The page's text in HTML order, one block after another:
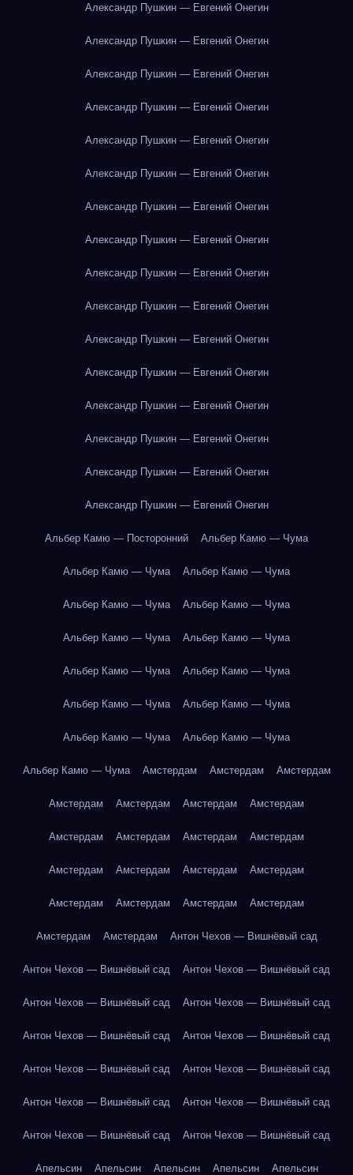
Александр Пушкин — Евгений Онегин
Александр Пушкин — Евгений Онегин
Александр Пушкин — Евгений Онегин
Александр Пушкин — Евгений Онегин
Александр Пушкин — Евгений Онегин
Александр Пушкин — Евгений Онегин
Александр Пушкин — Евгений Онегин
Александр Пушкин — Евгений Онегин
Александр Пушкин — Евгений Онегин
Александр Пушкин — Евгений Онегин
Александр Пушкин — Евгений Онегин
Александр Пушкин — Евгений Онегин
Александр Пушкин — Евгений Онегин
Александр Пушкин — Евгений Онегин
Александр Пушкин — Евгений Онегин
Александр Пушкин — Евгений Онегин
Альбер Камю — Посторонний Альбер Камю — Чума
Альбер Камю — Чума Альбер Камю — Чума
Альбер Камю — Чума Альбер Камю — Чума
Альбер Камю — Чума Альбер Камю — Чума
Альбер Камю — Чума Альбер Камю — Чума
Альбер Камю — Чума Альбер Камю — Чума
Альбер Камю — Чума Альбер Камю — Чума
Альбер Камю — Чума Амстердам Амстердам Амстердам
Амстердам Амстердам Амстердам Амстердам
Амстердам Амстердам Амстердам Амстердам
Амстердам Амстердам Амстердам Амстердам
Амстердам Амстердам Амстердам Амстердам
Амстердам Амстердам Антон Чехов — Вишнёвый сад
Антон Чехов — Вишнёвый сад Антон Чехов — Вишнёвый сад
Антон Чехов — Вишнёвый сад Антон Чехов — Вишнёвый сад
Антон Чехов — Вишнёвый сад Антон Чехов — Вишнёвый сад
Антон Чехов — Вишнёвый сад Антон Чехов — Вишнёвый сад
Антон Чехов — Вишнёвый сад Антон Чехов — Вишнёвый сад
Антон Чехов — Вишнёвый сад Антон Чехов — Вишнёвый сад
Апельсин Апельсин Апельсин Апельсин Апельсин